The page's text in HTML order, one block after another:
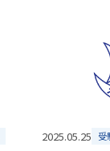
2025.05.25 受